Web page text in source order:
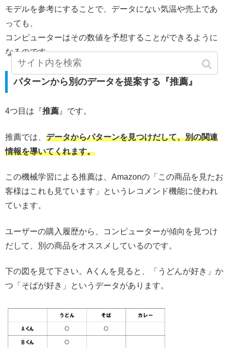
モデルを参考にすることで、データにない気温や売上であ
っても、
コンピューターはその数値を予想することができるように
なるのです。
パターンから別のデータを提案する『推薦』
4つ目は『 推薦』です。
推薦では、 データからパターンを見つけだして、別の関連
情報を導いてくれます。
この機械学習による推薦は、Amazonの「この商品を見たお
客様はこれも見ています」というレコメンド機能に使われ
ています。
ユーザーの購入履歴から、コンピューターが傾向を見つけ
だして、別の商品をオススメしているのです。
下の図を見て下さい。Aくんを見ると、「うどんが好き」か
つ「そばが好き」というデータがあります。